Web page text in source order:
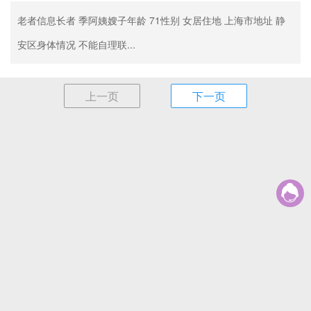
老者信息长者 季阿姨嫂子年龄 71性别 女居住地 上海市地址 静
安区身体情况 不能自理联...
上一页 下一页
